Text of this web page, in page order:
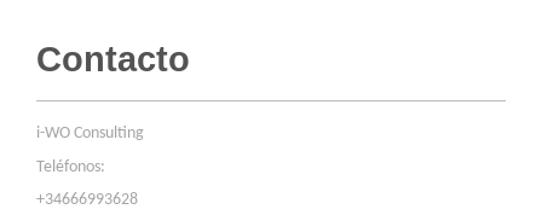
Contacto
i-WO Consulting
Teléfonos:
+34666993628